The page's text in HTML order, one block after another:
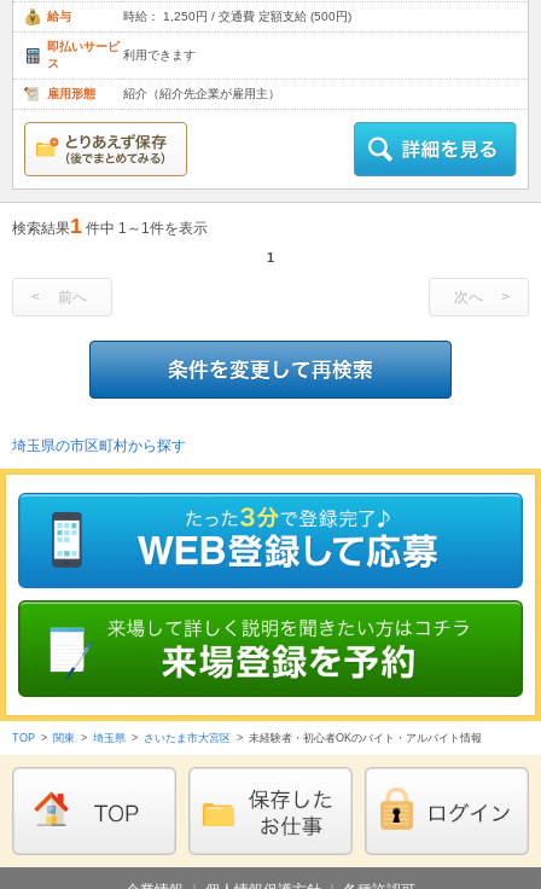
給与 時給： 1,250円 / 交通費 定額支給 (500円)
即払いサービ
ス
利用できます
雇用形態 紹介（紹介先企業が雇用主）
検索結果1 件中 1～1件を表示
1
前へ 次へ
埼玉県の市区町村から探す
TOP > 関東 > 埼玉県 > さいたま市大宮区 > 未経験者・初心者OKのバイト・アルバイト情報